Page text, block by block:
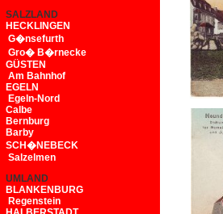
SALZLAND
HECKLINGEN
G�nsefurth
Gro� B�rnecke
GÜSTEN
Am Bahnhof
EGELN
Egeln-Nord
Calbe
Bernburg
Barby
SCH�NEBECK
Salzelmen
UMLAND
BLANKENBURG
Regenstein